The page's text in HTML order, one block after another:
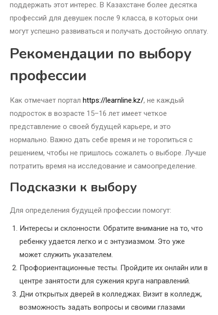
поддержать этот интерес. В Казахстане более десятка
профессий для девушек после 9 класса, в которых они
могут успешно развиваться и получать достойную оплату.
Рекомендации по выбору
профессии
Как отмечает портал https://learnline.kz/, не каждый
подросток в возрасте 15–16 лет имеет четкое
представление о своей будущей карьере, и это
нормально. Важно дать себе время и не торопиться с
решением, чтобы не пришлось сожалеть о выборе. Лучше
потратить время на исследование и самоопределение.
Подсказки к выбору
Для определения будущей профессии помогут:
Интересы и склонности. Обратите внимание на то, что
ребенку удается легко и с энтузиазмом. Это уже
может служить указателем.
Профориентационные тесты. Пройдите их онлайн или в
центре занятости для сужения круга направлений.
Дни открытых дверей в колледжах. Визит в колледж,
возможность задать вопросы и своими глазами